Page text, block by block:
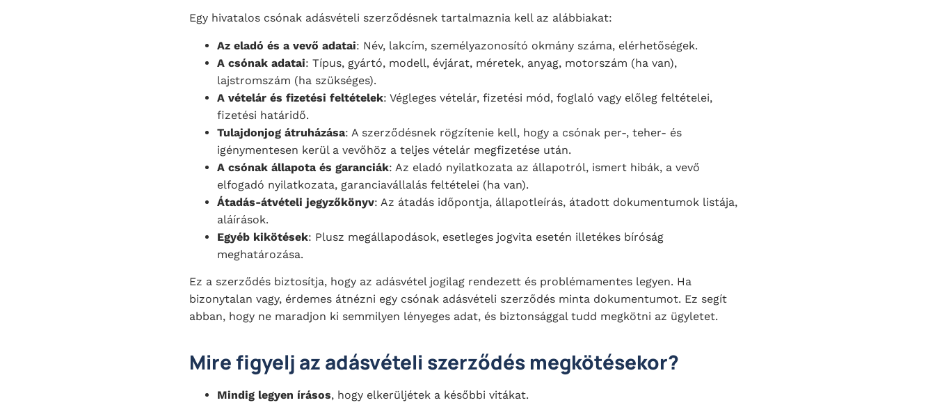
Egy hivatalos csónak adásvételi szerződésnek tartalmaznia kell az alábbiakat:
Az eladó és a vevő adatai: Név, lakcím, személyazonosító okmány száma, elérhetőségek.
A csónak adatai: Típus, gyártó, modell, évjárat, méretek, anyag, motorszám (ha van),
lajstromszám (ha szükséges).
A vételár és fizetési feltételek: Végleges vételár, fizetési mód, foglaló vagy előleg feltételei,
fizetési határidő.
Tulajdonjog átruházása: A szerződésnek rögzítenie kell, hogy a csónak per-, teher- és
igénymentesen kerül a vevőhöz a teljes vételár megfizetése után.
A csónak állapota és garanciák: Az eladó nyilatkozata az állapotról, ismert hibák, a vevő
elfogadó nyilatkozata, garanciavállalás feltételei (ha van).
Átadás-átvételi jegyzőkönyv: Az átadás időpontja, állapotleírás, átadott dokumentumok listája,
aláírások.
Egyéb kikötések: Plusz megállapodások, esetleges jogvita esetén illetékes bíróság
meghatározása.
Ez a szerződés biztosítja, hogy az adásvétel jogilag rendezett és problémamentes legyen. Ha
bizonytalan vagy, érdemes átnézni egy csónak adásvételi szerződés minta dokumentumot. Ez segít
abban, hogy ne maradjon ki semmilyen lényeges adat, és biztonsággal tudd megkötni az ügyletet.
Mire figyelj az adásvételi szerződés megkötésekor?
Mindig legyen írásos, hogy elkerüljétek a későbbi vitákat.